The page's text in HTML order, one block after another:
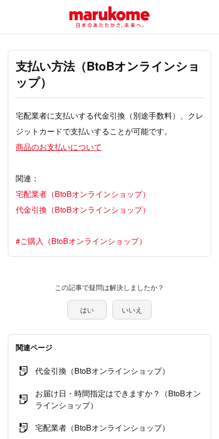
支払い方法（BtoBオンラインショ
ップ）
宅配業者に支払いする代金引換（別途手数料）、クレ
ジットカードで支払いすることが可能です。
商品のお支払いについて
関連：
宅配業者（BtoBオンラインショップ）
代金引換（BtoBオンラインショップ）
#ご購入（BtoBオンラインショップ）
この記事で疑問は解決しましたか？
はい いいえ
関連ページ
代金引換（BtoBオンラインショップ）
お届け日・時間指定はできますか？（BtoBオン
ラインショップ）
宅配業者（BtoBオンラインショップ）